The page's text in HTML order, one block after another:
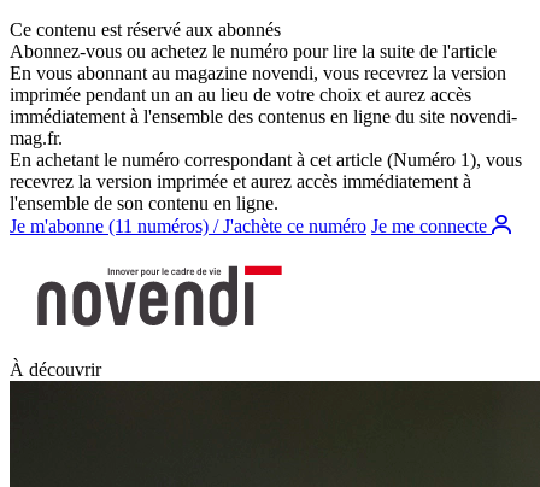
Ce contenu est réservé aux abonnés
Abonnez-vous ou achetez le numéro pour lire la suite de l'article
En vous abonnant au magazine novendi, vous recevrez la version
imprimée pendant un an au lieu de votre choix et aurez accès
immédiatement à l'ensemble des contenus en ligne du site novendi-
mag.fr.
En achetant le numéro correspondant à cet article (Numéro 1), vous
recevrez la version imprimée et aurez accès immédiatement à
l'ensemble de son contenu en ligne.
Je m'abonne (11 numéros) / J'achète ce numéro Je me connecte
À découvrir